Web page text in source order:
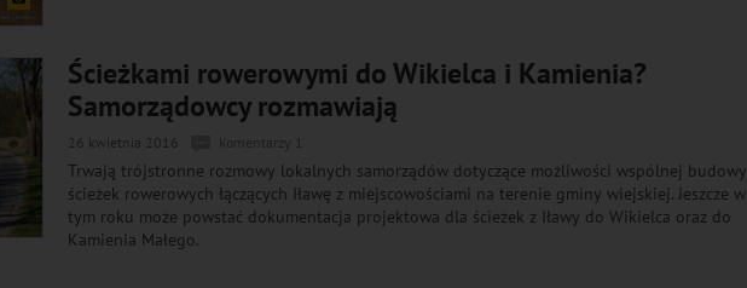
Ścieżkami rowerowymi do Wikielca i Kamienia?
Samorządowcy rozmawiają
26 kwietnia 2016
Trwają trójstronne rozmowy lokalnych samorządów dotyczące możliwości wspólnej budowy
ścieżek rowerowych łączących Iławę z miejscowościami na terenie gminy wiejskiej. Jeszcze w
tym roku może powstać dokumentacja projektowa dla ścieżek z Iławy do Wikielca oraz do
Kamienia Małego.